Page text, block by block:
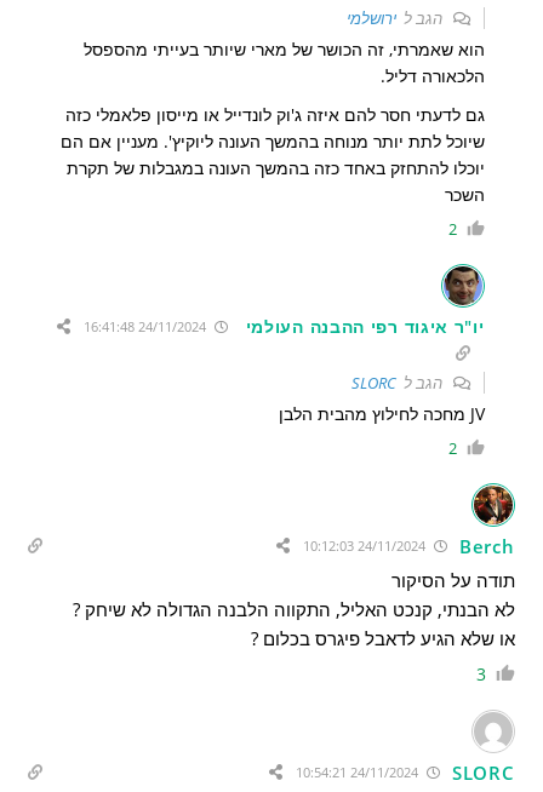
הגב לירושלמי
הוא שאמרתי, זה הכושר של מארי שיותר בעייתי מהספסל
הלכאורה דליל.
גם לדעתי חסר להם איזה ג'וק לונדייל או מייסון פלאמלי כזה
שיוכל לתת יותר מנוחה בהמשך העונה ליוקיץ'. מעניין אם הם
יוכלו להתחזק באחד כזה בהמשך העונה במגבלות של תקרת
השכר
2
יו"ר איגוד רפי ההבנה העולמי 24/11/2024 16:41:48
הגב לSLORC
JV מחכה לחילוץ מהבית הלבן
2
Berch
תודה על הסיקור
לא הבנתי, קנכט האליל, התקווה הלבנה הגדולה לא שיחק ?
או שלא הגיע לדאבל פיגרס בכלום ?
3
SLORC